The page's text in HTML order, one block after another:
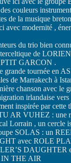
couleurs
de la musique
avec modernité ,
du trio bien
de
PTIT GARCON .
tournée en
de Marrakech à
chanson avec le
irlandaise vers
inspirée par
AR VUHEZ : une
Lorrain , un cercle
SOLAS : un
avec ROLE
DAUGHTER
THE AIR